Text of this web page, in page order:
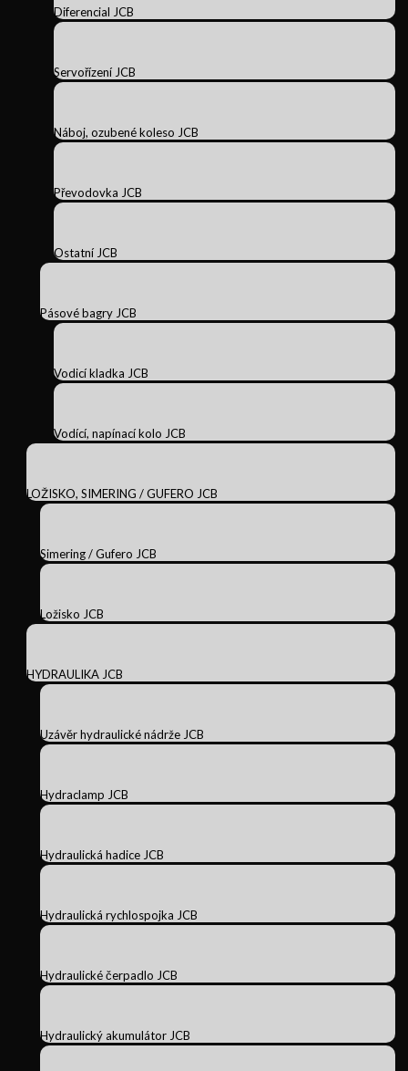
Diferencial JCB
Servořízení JCB
Náboj, ozubené koleso JCB
Převodovka JCB
Ostatní JCB
Pásové bagry JCB
Vodicí kladka JCB
Vodící, napínací kolo JCB
LOŽISKO, SIMERING / GUFERO JCB
Simering / Gufero JCB
Ložisko JCB
HYDRAULIKA JCB
Uzávěr hydraulické nádrže JCB
Hydraclamp JCB
Hydraulická hadice JCB
Hydraulická rychlospojka JCB
Hydraulické čerpadlo JCB
Hydraulický akumulátor JCB